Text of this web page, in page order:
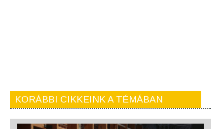
KORÁBBI CIKKEINK A TÉMÁBAN